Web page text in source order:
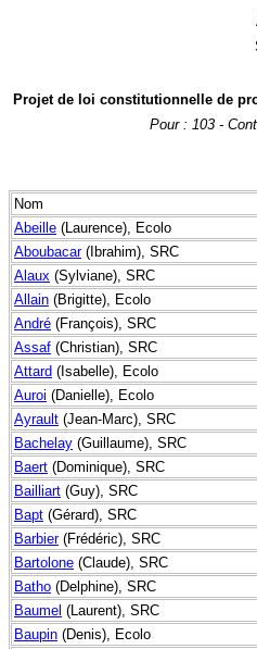
Projet de loi constitutionnelle de
Pour : 103 -
Nom
Abeille (Laurence), Ecolo
Aboubacar(Ibrahim), SRC
Alaux (Sylviane), SRC
Allain (Brigitte), Ecolo
André (François), SRC
Assaf (Christian), SRC
Attard (Isabelle), Ecolo
Auroi (Danielle), Ecolo
Ayrault (Jean-Marc), SRC
Bachelay (Guillaume), SRC
Baert (Dominique), SRC
Bailliart (Guy), SRC
Bapt (Gérard), SRC
Barbier(Frédéric), SRC
Bartolone (Claude), SRC
Batho (Delphine), SRC
Baumel (Laurent), SRC
Baupin (Denis), Ecolo